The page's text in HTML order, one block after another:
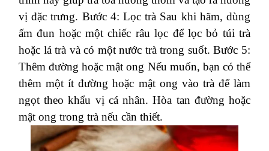
vị đặc trưng. Bước 4: Lọc trà Sau khi hãm, dùng
ấm đun hoặc một chiếc râu lọc để lọc bỏ túi trà
hoặc lá trà và có một nước trà trong suốt. Bước 5:
Thêm đường hoặc mật ong Nếu muốn, bạn có thể
thêm một ít đường hoặc mật ong vào trà để làm
ngọt theo khẩu vị cá nhân. Hòa tan đường hoặc
mật ong trong trà nếu cần thiết.